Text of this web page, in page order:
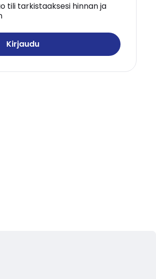
tili tarkistaaksesi hinnan ja
Kirjaudu